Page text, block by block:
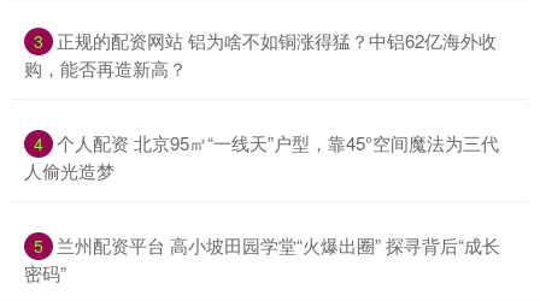
3
正规的配资网站 铝为啥不如铜涨得猛？中铝62亿海外收
购，能否再造新高？
4 个人配资 北京95㎡“一线天”户型，靠45°空间魔法为三代
人偷光造梦
5 兰州配资平台 高小坡田园学堂“火爆出圈” 探寻背后“成长
密码”